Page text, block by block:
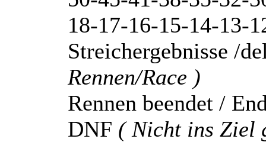
18-17-16-15-14-13-
Streichergebnisse /
Rennen/Race )
Rennen beendet /
DNF ( Nicht ins Ziel